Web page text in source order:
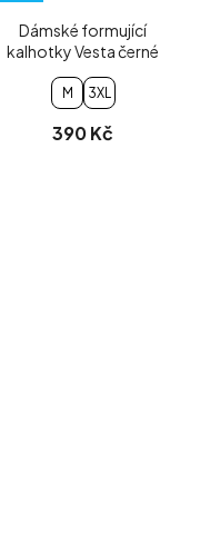
Dámské formující
kalhotky Vesta černé
M 3XL
390 Kč